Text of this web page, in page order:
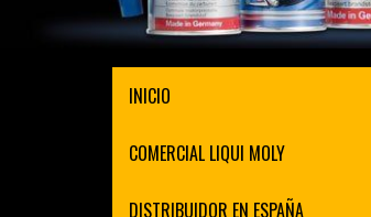
INICIO
COMERCIAL LIQUI MOLY
DISTRIBUIDOR EN ESPAÑA